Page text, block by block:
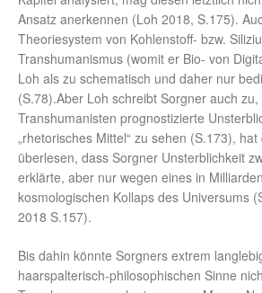
Ansatz anerkennen (Loh 2018, S.175).
Theoriesystem von Kohlenstoff- bzw.
Transhumanismus (womit er Bio- von
Loh als zu schematisch und daher nur
(S.78).Aber Loh schreibt Sorgner auch zu,
Transhumanisten prognostizierte
„rhetorisches Mittel“ zu sehen (S.173),
überlesen, dass Sorgner Unsterblichkeit
erklärte, aber nur wegen eines in
kosmologischen Kollaps des Universums
2018 S.157).
Bis dahin könnte Sorgners extrem
haarspalterisch-philosophischen Sinne